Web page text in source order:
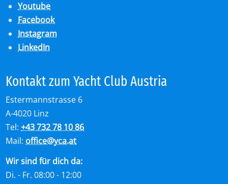
Youtube
Facebook
Instagram
LinkedIn
Kon­takt zum Yacht Club Aus­tria
Estermannstrasse 6
A-4020 Linz
Tel:+43 732 78 10 86
Mail: office@yca.at
Wir sind für dich da:
Di. - Fr. 08:00 - 12:00